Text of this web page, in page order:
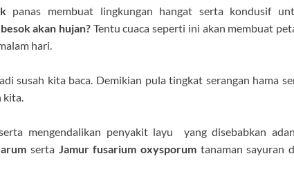
panas membuat lingkungan hangat serta kondusif
akan hujan? Tentu cuaca seperti ini akan membuat
hari.
susah kita baca. Demikian pula tingkat serangan hama
kita.
mengendalikan penyakit layu yang disebabkan
serta Jamur fusarium oxysporumtanaman sayuran